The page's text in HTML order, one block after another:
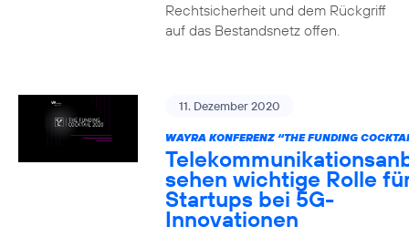
Rechtsicherheit und dem Rückgriff
auf das Bestandsnetz offen.
11. Dezember 2020
WAYRA KONFERENZ “THE FUNDING
sehen wichtige Rolle
Startups bei 5G-
Innovationen